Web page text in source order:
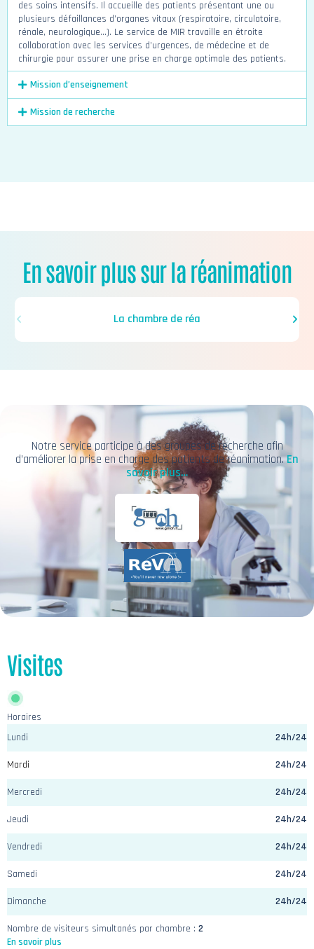
des soins intensifs. Il accueille des patients présentant une ou
plusieurs défaillances d’organes vitaux (respiratoire, circulatoire,
rénale, neurologique…). Le service de MIR travaille en étroite
collaboration avec les services d’urgences, de médecine et de
chirurgie pour assurer une prise en charge optimale des patients.
Mission d’enseignement
Mission de recherche
En savoir plus sur la réanimation
La chambre de réa
Notre service participe à des groupes de recherche afin
d’améliorer la prise en charge des patients de réanimation.En
savoir plus…
Visites
Horaires
Lundi
24h/24
Mardi 24h/24
Mercredi 24h/24
Jeudi 24h/24
Vendredi 24h/24
Samedi 24h/24
Dimanche 24h/24
Nombre de visiteurs simultanés par chambre : 2
En savoir plus